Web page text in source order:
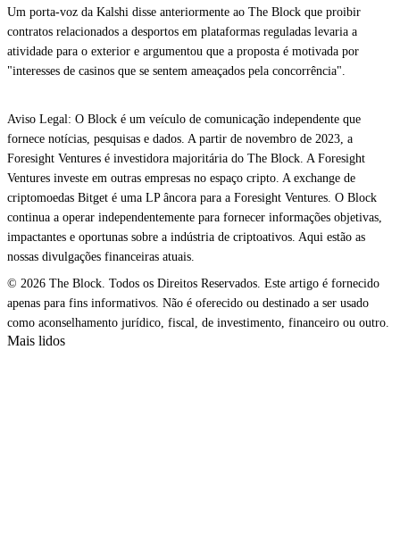
Um porta-voz da Kalshi disse anteriormente ao The Block que proibir
contratos relacionados a desportos em plataformas reguladas levaria a
atividade para o exterior e argumentou que a proposta é motivada por
"interesses de casinos que se sentem ameaçados pela concorrência".
Aviso Legal: O Block é um veículo de comunicação independente que
fornece notícias, pesquisas e dados. A partir de novembro de 2023, a
Foresight Ventures é investidora majoritária do The Block. A Foresight
Ventures investe em outras empresas no espaço cripto. A exchange de
criptomoedas Bitget é uma LP âncora para a Foresight Ventures. O Block
continua a operar independentemente para fornecer informações objetivas,
impactantes e oportunas sobre a indústria de criptoativos. Aqui estão as
nossas divulgações financeiras atuais.
© 2026 The Block. Todos os Direitos Reservados. Este artigo é fornecido
apenas para fins informativos. Não é oferecido ou destinado a ser usado
como aconselhamento jurídico, fiscal, de investimento, financeiro ou outro.
Mais lidos